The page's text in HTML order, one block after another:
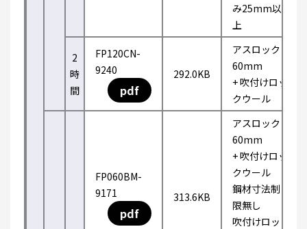
み25mm以
上
2
時
間
FP120CN-
9240
pdf
292.0KB
アスロック
60mm
+ 吹付けロッ
クウール
FP060BM-
9171
pdf
313.6KB
アスロック
60mm
+ 吹付けロッ
クウール
鋼材寸法制
限無し
吹付けロッ